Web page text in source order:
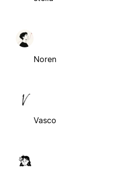
Noren
Vasco